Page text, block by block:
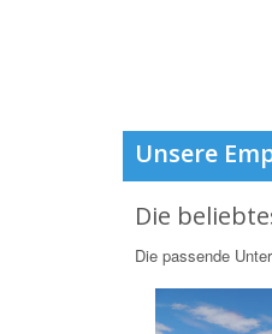
Unsere
Die
Die passende